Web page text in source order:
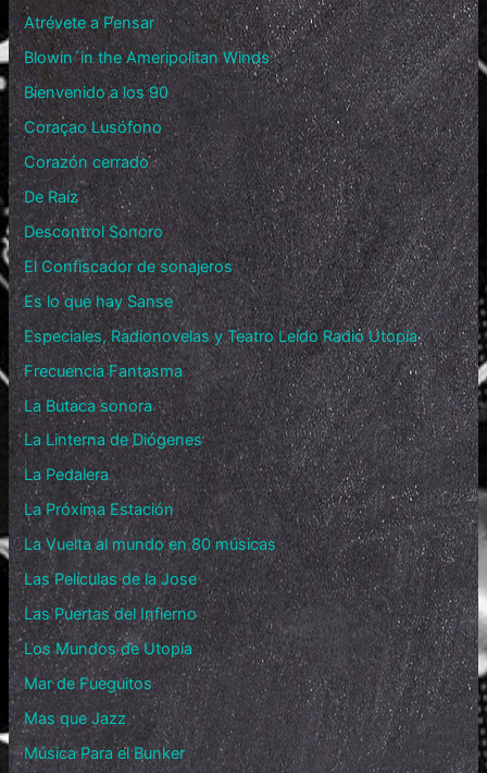
Atrévete a Pensar
Blowin´in the Ameripolitan Winds
Bienvenido a los 90
Coraçao Lusófono
Corazón cerrado
De Raíz
Descontrol Sonoro
El Confiscador de sonajeros
Es lo que hay Sanse
Especiales, Radionovelas y Teatro Leído Radio Utopía
Frecuencia Fantasma
La Butaca sonora
La Linterna de Diógenes
La Pedalera
La Próxima Estación
La Vuelta al mundo en 80 músicas
Las Películas de la Jose
Las Puertas del Infierno
Los Mundos de Utopía
Mar de Fueguitos
Mas que Jazz
Música Para el Bunker